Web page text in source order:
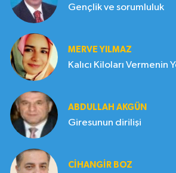
Gençlik ve sorumluluk
MERVE YILMAZ
Kalıcı Kiloları Vermenin
ABDULLAH AKGÜN
Giresunun dirilişi
CIHANGIR BOZ